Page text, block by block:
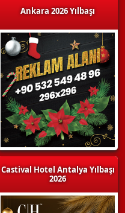
Ankara 2026 Yılbaşı
Castival Hotel Antalya Yılbaşı
2026